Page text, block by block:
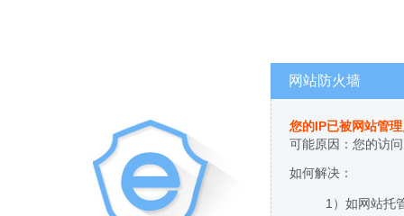
网站防火墙
您的IP已被网站管
可能原因：您的访
如何解决：
1）如网站托